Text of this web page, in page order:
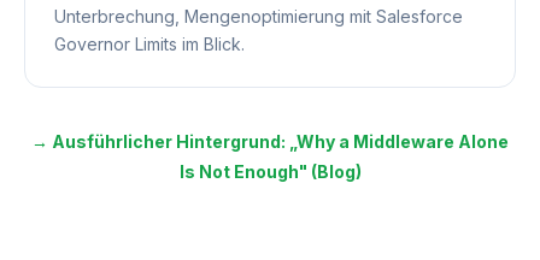
Unterbrechung, Mengenoptimierung mit Salesforce
Governor Limits im Blick.
→ Ausführlicher Hintergrund: „Why a Middleware Alone
Is Not Enough" (Blog)